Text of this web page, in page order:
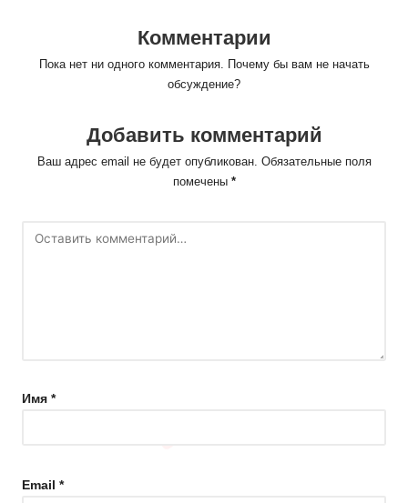
Комментарии
Пока нет ни одного комментария. Почему бы вам не начать
обсуждение?
Добавить комментарий
Ваш адрес email не будет опубликован. Обязательные поля
помечены *
Имя *
Email *